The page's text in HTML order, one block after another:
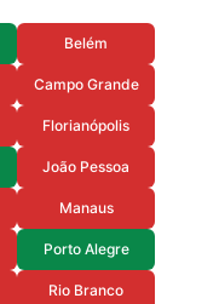
Belém
Campo Grande
Florianópolis
João Pessoa
Manaus
Porto Alegre
Rio Branco